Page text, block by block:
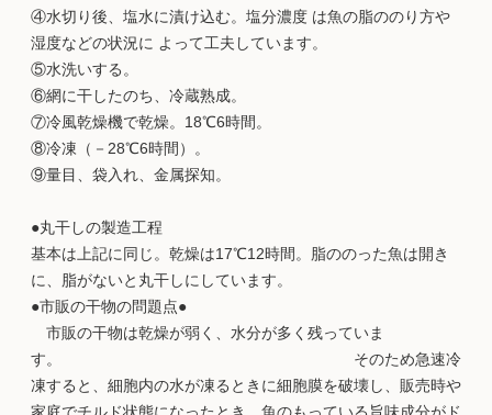
④水切り後、塩水に漬け込む。塩分濃度 は魚の脂ののり方や
湿度などの状況に よって工夫しています。
⑤水洗いする。
⑥網に干したのち、冷蔵熟成。
⑦冷風乾燥機で乾燥。18℃6時間。
⑧冷凍（－28℃6時間）。
⑨量目、袋入れ、金属探知。
●丸干しの製造工程
基本は上記に同じ。乾燥は17℃12時間。脂ののった魚は開き
に、脂がないと丸干しにしています。
●市販の干物の問題点●
市販の干物は乾燥が弱く、水分が多く残っていま
す。 そのため急速冷
凍すると、細胞内の水が凍るときに細胞膜を破壊し、販売時や